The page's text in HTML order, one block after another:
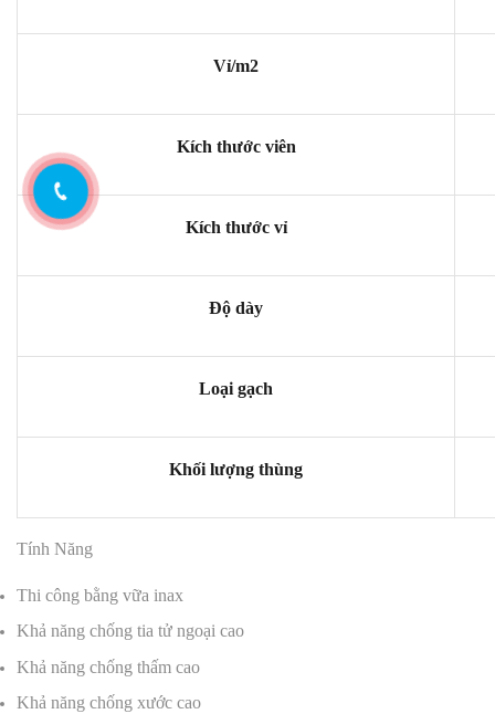
Vỉ/m2
Kích thước viên
Kích thước vỉ
Độ dày
Loại gạch
Khối lượng thùng
Tính Năng
Thi công bằng vữa inax
Khả năng chống tia tử ngoại cao
Khả năng chống thấm cao
Khả năng chống xước cao